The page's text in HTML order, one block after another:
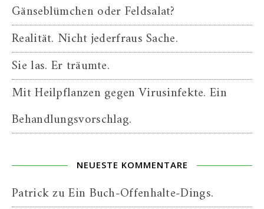
Gänseblümchen oder Feldsalat?
Realität. Nicht jederfraus Sache.
Sie las. Er träumte.
Mit Heilpflanzen gegen Virusinfekte. Ein
Behandlungsvorschlag.
NEUESTE KOMMENTARE
PatrickzuEin Buch-Offenhalte-Dings.